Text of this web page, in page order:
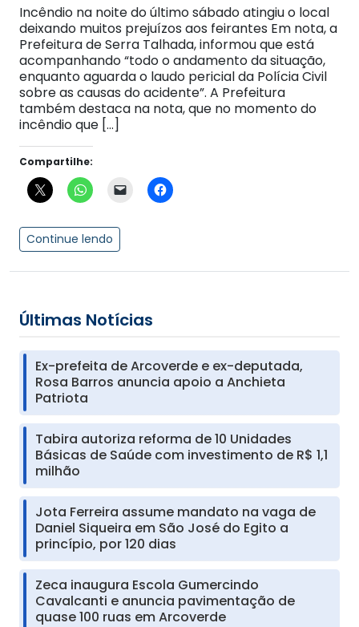
Incêndio na noite do último sábado atingiu o local
deixando muitos prejuízos aos feirantes Em nota, a
Prefeitura de Serra Talhada, informou que está
acompanhando “todo o andamento da situação,
enquanto aguarda o laudo pericial da Polícia Civil
sobre as causas do acidente”. A Prefeitura
também destaca na nota, que no momento do
incêndio que […]
Compartilhe:
Continue lendo
Últimas Notícias
Ex-prefeita de Arcoverde e ex-deputada,
Rosa Barros anuncia apoio a Anchieta
Patriota
Tabira autoriza reforma de 10 Unidades
Básicas de Saúde com investimento de R$ 1,1
milhão
Jota Ferreira assume mandato na vaga de
Daniel Siqueira em São José do Egito a
princípio, por 120 dias
Zeca inaugura Escola Gumercindo
Cavalcanti e anuncia pavimentação de
quase 100 ruas em Arcoverde